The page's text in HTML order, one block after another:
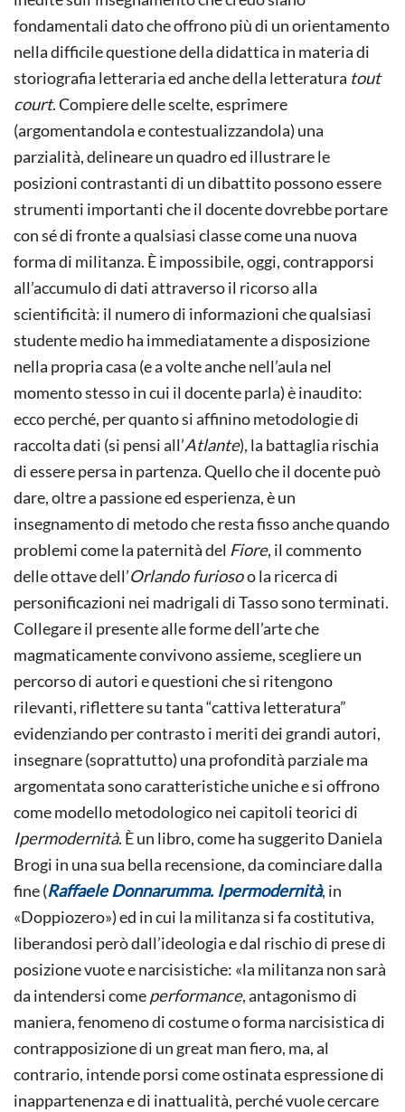
fondamentali dato che offrono più di un orientamento
nella difficile questione della didattica in materia di
storiografia letteraria ed anche della letteratura tout
court. Compiere delle scelte, esprimere
(argomentandola e contestualizzandola) una
parzialità, delineare un quadro ed illustrare le
posizioni contrastanti di un dibattito possono essere
strumenti importanti che il docente dovrebbe portare
con sé di fronte a qualsiasi classe come una nuova
forma di militanza. È impossibile, oggi, contrapporsi
all’accumulo di dati attraverso il ricorso alla
scientificità: il numero di informazioni che qualsiasi
studente medio ha immediatamente a disposizione
nella propria casa (e a volte anche nell’aula nel
momento stesso in cui il docente parla) è inaudito:
ecco perché, per quanto si affinino metodologie di
raccolta dati (si pensi all’Atlante), la battaglia rischia
di essere persa in partenza. Quello che il docente può
dare, oltre a passione ed esperienza, è un
insegnamento di metodo che resta fisso anche quando
problemi come la paternità del Fiore, il commento
delle ottave dell’Orlando furiosoo la ricerca di
personificazioni nei madrigali di Tasso sono terminati.
Collegare il presente alle forme dell’arte che
magmaticamente convivono assieme, scegliere un
percorso di autori e questioni che si ritengono
rilevanti, riflettere su tanta “cattiva letteratura”
evidenziando per contrasto i meriti dei grandi autori,
insegnare (soprattutto) una profondità parziale ma
argomentata sono caratteristiche uniche e si offrono
come modello metodologico nei capitoli teorici di
Ipermodernità. È un libro, come ha suggerito Daniela
Brogi in una sua bella recensione, da cominciare dalla
fine (Raffaele Donnarumma. Ipermodernità, in
«Doppiozero») ed in cui la militanza si fa costitutiva,
liberandosi però dall’ideologia e dal rischio di prese di
posizione vuote e narcisistiche: «la militanza non sarà
da intendersi comeperformance, antagonismo di
maniera, fenomeno di costume o forma narcisistica di
contrapposizione di un great man fiero, ma, al
contrario, intende porsi come ostinata espressione di
inappartenenza e di inattualità, perché vuole cercare